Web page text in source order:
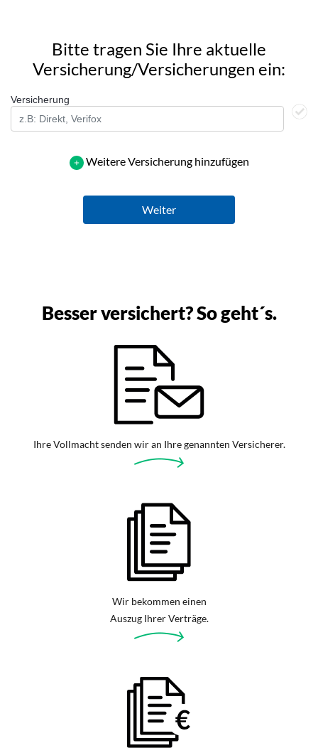
Bitte tragen Sie Ihre aktuelle
Versicherung/Versicherungen ein:
Versicherung
Weitere Versicherung hinzufügen
Besser versichert? So geht´s.
Ihre Vollmacht senden wir an Ihre genannten Versicherer.
Wir bekommen einen
Auszug Ihrer Verträge.